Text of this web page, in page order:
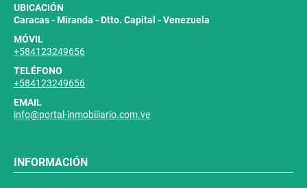
UBICACIÓN
Caracas - Miranda - Dtto. Capital - Venezuela
MÓVIL
+584123249656
TELÉFONO
+584123249656
EMAIL
info@portal-inmobiliario.com.ve
INFORMACIÓN